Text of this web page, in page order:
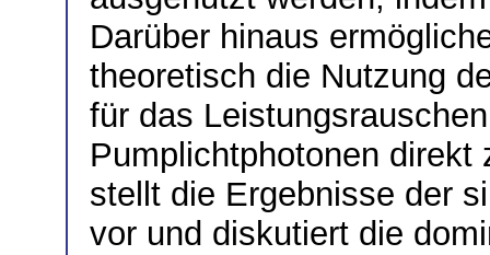
Darüber hinaus
theoretisch die Nutzung
für das
Pumplichtphotonen
stellt die Ergebnisse der
vor und diskutiert die